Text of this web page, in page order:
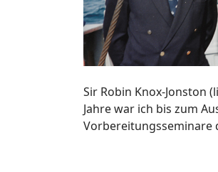
Sir Robin Knox-Jonston
Jahre war ich bis zum
Vorbereitungsseminare